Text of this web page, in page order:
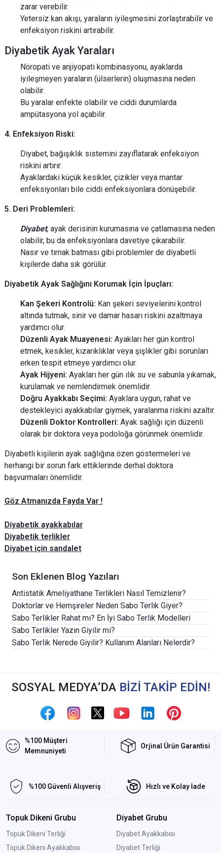
zarar verebilir.
Yetersiz kan akışı, yaraların iyileşmesini zorlaştırabilir ve
enfeksiyon riskini artırabilir.
Diyabetik Ayak Yaraları
Nöropati ve anjiyopati kombinasyonu, ayaklarda
iyileşmeyen yaraların (ülserlerin) oluşmasına neden
olabilir.
Bu yaralar enfekte olabilir ve ciddi durumlarda
ampütasyona yol açabilir.
4. Enfeksiyon Riski:
Diyabet, bağışıklık sistemini zayıflatarak enfeksiyon
riskini artırır.
Ayaklardaki küçük kesikler, çizikler veya mantar
enfeksiyonları bile ciddi enfeksiyonlara dönüşebilir.
5. Deri Problemleri:
Diyabet, ayak derisinin kurumasına ve çatlamasına neden
olabilir, bu da enfeksiyonlara davetiye çıkarabilir.
Nasır ve tırnak batması gibi problemler de diyabetli
kişilerde daha sık görülür.
Diyabetik Ayak Sağlığını Korumak İçin İpuçları:
Kan Şekeri Kontrolü: Kan şekeri seviyelerini kontrol
altında tutmak, sinir ve damar hasarı riskini azaltmaya
yardımcı olur.
Düzenli Ayak Muayenesi: Ayakları her gün kontrol
etmek, kesikler, kızarıklıklar veya şişlikler gibi sorunları
erken tespit etmeye yardımcı olur.
Ayak Hijyeni: Ayakları her gün ılık su ve sabunla yıkamak,
kurulamak ve nemlendirmek önemlidir.
Doğru Ayakkabı Seçimi: Ayaklara uygun, rahat ve
destekleyici ayakkabılar giymek, yaralanma riskini azaltır.
Düzenli Doktor Kontrolleri: Ayak sağlığı için düzenli
olarak bir doktora veya podoloğa görünmek önemlidir.
Diyabetli kişilerin ayak sağlığına özen göstermeleri ve
herhangi bir sorun fark ettiklerinde derhal doktora
başvurmaları önemlidir.
Göz Atmanızda Fayda Var !
Diyabetik ayakkabılar
Diyabetik terlikler
Diyabet için sandalet
Son Eklenen Blog Yazıları
Antistatik Ameliyathane Terlikleri Nasıl Temizlenir?
Doktorlar ve Hemşireler Neden Sabo Terlik Giyer?
Sabo Terlikler Rahat mı? En İyi Sabo Terlik Modelleri
Sabo Terlikler Yazın Giyilir mi?
Sabo Terlik Nerede Giyilir? Kullanım Alanları Nelerdir?
SOSYAL MEDYA’DA BİZİ TAKİP EDİN!
%100 Müşteri
Memnuniyeti
Orjinal Ürün Garantisi
%100 Güvenli Alışveriş Hızlı ve Kolay İade
Topuk Dikeni Grubu
Topuk Dikeni Terliği
Topuk Dikeni Ayakkabısı
Diyabet Grubu
Diyabet Ayakkabısı
Diyabet Terliği